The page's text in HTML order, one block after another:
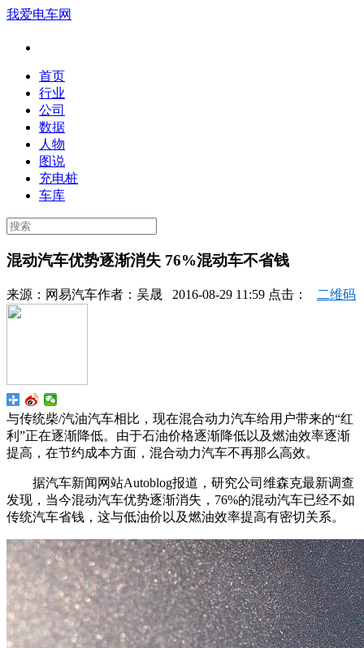
我爱电车网
首页
行业
公司
数据
人物
图说
充电桩
车库
混动汽车优势逐渐消失 76%混动车不省钱
来源： 网易汽车作者： 吴晟 2016-08-29 11:59 点击： 二维码
与传统柴/汽油汽车相比，现在混合动力汽车给用户带来的“红
利”正在逐渐降低。由于石油价格逐渐降低以及燃油效率逐渐
提高，在节约成本方面，混合动力汽车不再那么高效。
据汽车新闻网站Autoblog报道，研究公司维森克最新调查
发现，当今混动汽车优势逐渐消失，76%的混动汽车已经不如
传统汽车省钱，这与低油价以及燃油效率提高有密切关系。